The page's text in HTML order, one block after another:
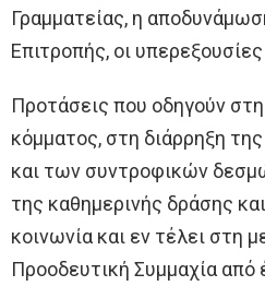
Γραμματείας, η
Επιτροπής, οι
Προτάσεις που οδηγούν
κόμματος, στη διάρρηξη
και των συντροφικών
της καθημερινής δράσης
κοινωνία και εν τέλει στη
Προοδευτική Συμμαχία από